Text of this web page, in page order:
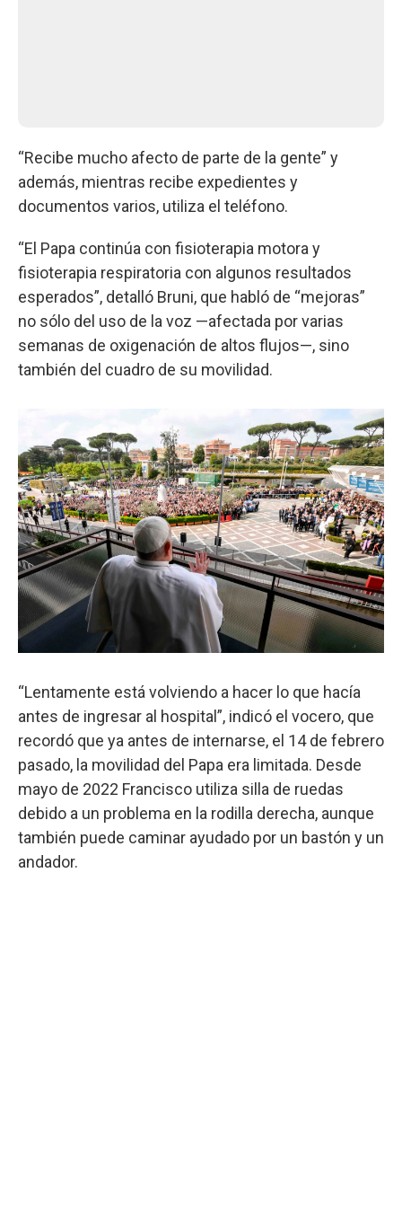
“Recibe mucho afecto de parte de la gente” y
además, mientras recibe expedientes y
documentos varios, utiliza el teléfono.
“El Papa continúa con fisioterapia motora y
fisioterapia respiratoria con algunos resultados
esperados”, detalló Bruni, que habló de “mejoras”
no sólo del uso de la voz —afectada por varias
semanas de oxigenación de altos flujos—, sino
también del cuadro de su movilidad.
“Lentamente está volviendo a hacer lo que hacía
antes de ingresar al hospital”, indicó el vocero, que
recordó que ya antes de internarse, el 14 de febrero
pasado, la movilidad del Papa era limitada. Desde
mayo de 2022 Francisco utiliza silla de ruedas
debido a un problema en la rodilla derecha, aunque
también puede caminar ayudado por un bastón y un
andador.